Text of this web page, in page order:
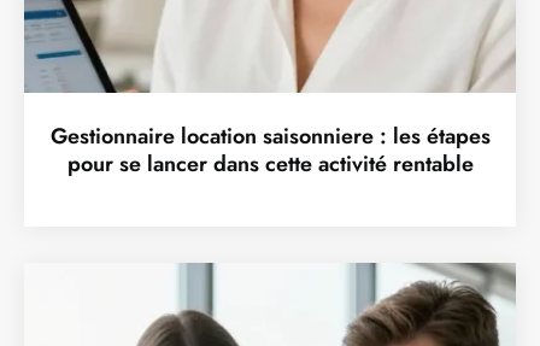
Gestionnaire location saisonniere : les étapes
pour se lancer dans cette activité rentable